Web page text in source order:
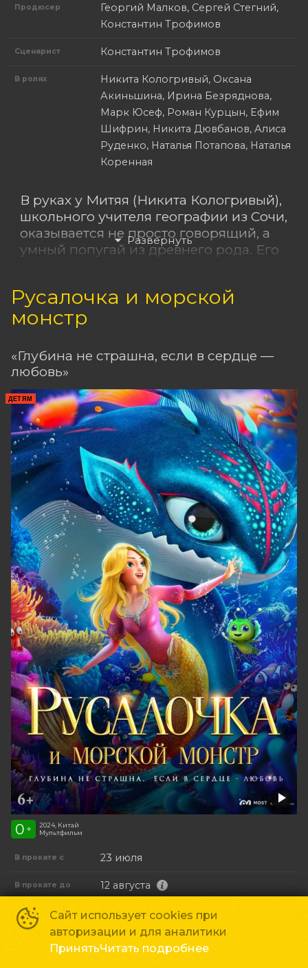
Продюсер
Георгий Малков, Сергей Стегний,
Константин Трофимов
Сценарист Константин Трофимов
В ролях
Никита Кологривый, Оксана
Акиньшина, Ирина Безряднова,
Марк Юсеф, Роман Курцын, Ефим
Шифрин, Никита Дювбанов, Алиса
Руденко, Наталья Потапова, Наталья
Коренная
В руках у Митяя (Никита Кологривый),
школьного учителя географии из Сочи,
оказывается не просто говорящий, а
умный попугай из древнего рода. Его
Митяя в сложный момент жизни — его
девушка Лера (Ира Безряднова)
ставит отношения на паузу. Она хочет
роскошной жизни, а Митяй не может
ей этого обеспечить. Зато может
попугай. Точнее, он может «прокачать»
Митяя так, чтобы тот начал много
зарабатывать. Новые друзья
заключают договор — Кеша поможет
вернуть Митяю Леру, а Митяй
поможет попугаю найти и вернуть его
возлюбленную, с которой их
разлучили.
Русалочка и морской
монстр
«Глубина не страшна, если в сердце —
любовь»
ДЕТЯМ
0 +
2024, Китай
Мультфильм
В прокате с 23 июля
В прокате до 12 августа
Хронометраж 1 час 14 минут
Сяо Чжуан
Сайт использует cookies при
авторизации и для аналитики
ПринятьЧитать подробнее